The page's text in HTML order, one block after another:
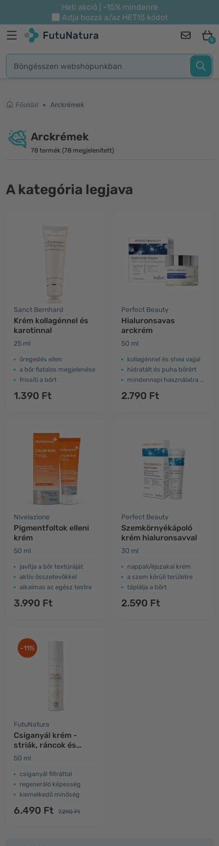
Heti akció | -15% mindenre
Adja hozzá a/az HET15 kódot
0
Főoldal Arckrémek
Arckrémek
78 termék (78 megjelenített)
A kategória legjava
Sanct Bernhard
Krém kollagénnel és
karotinnal
25 ml
öregedés ellen
a bőr fiatalos megjelenése
frissíti a bőrt
1.390 Ft
Perfect Beauty
Hialuronsavas
arckrém
50 ml
kollagénnel és shea vajjal
hidratált és puha bőrért
mindennapi használatra alkalmas
2.790 Ft
Nivelazione
Pigmentfoltok elleni
krém
50 ml
javítja a bőr textúráját
aktív összetevőkkel
alkalmas az egész testre
3.990 Ft
Perfect Beauty
Szemkörnyékápoló
krém hialuronsavval
30 ml
nappali/éjszakai krém
a szem körüli területre
táplálja a bőrt
2.590 Ft
-11%
FutuNatura
Csiganyál krém -
striák, ráncok és
hegek
50 ml
csiganyál filtráttal
regeneráló képesség
kiemelkedő minőség
6.490 Ft 7.290 Ft